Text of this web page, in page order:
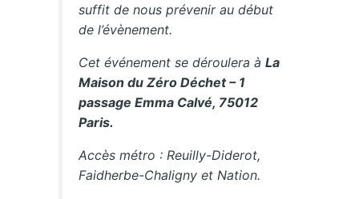
suffit de nous prévenir au début
de l’évènement.
Cet événement se déroulera àLa
Maison du Zéro Déchet – 1
passage Emma Calvé, 75012
Paris.
Accès métro : Reuilly-Diderot,
Faidherbe-Chaligny et Nation.